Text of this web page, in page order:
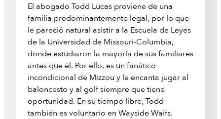
El abogado Todd Lucas proviene de una
familia predominantemente legal, por lo que
le pareció natural asistir a la Escuela de Leyes
de la Universidad de Missouri-Columbia,
donde estudiaron la mayoría de sus familiares
antes que él. Por ello, es un fanático
incondicional de Mizzou y le encanta jugar al
baloncesto y al golf siempre que tiene
oportunidad. En su tiempo libre, Todd
también es voluntario en Wayside Waifs.